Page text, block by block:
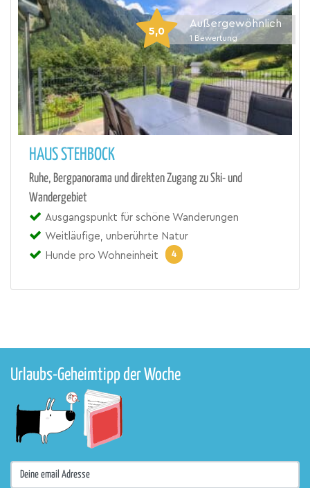
5,0
Außergewöhnlich
1 Bewertung
HAUS STEHBOCK
Ruhe, Bergpanorama und direkten Zugang zu Ski- und
Wandergebiet
Ausgangspunkt für schöne Wanderungen
Weitläufige, unberührte Natur
Hunde pro Wohneinheit
4
Urlaubs-Geheimtipp der Woche